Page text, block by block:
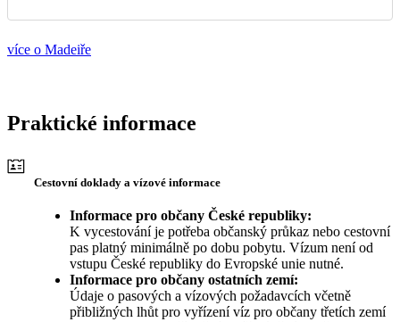
více o Madeiře
Praktické informace
Cestovní doklady a vízové informace
Informace pro občany České republiky:
K vycestování je potřeba občanský průkaz nebo cestovní
pas platný minimálně po dobu pobytu. Vízum není od
vstupu České republiky do Evropské unie nutné.
Informace pro občany ostatních zemí:
Údaje o pasových a vízových požadavcích včetně
přibližných lhůt pro vyřízení víz pro občany třetích zemí